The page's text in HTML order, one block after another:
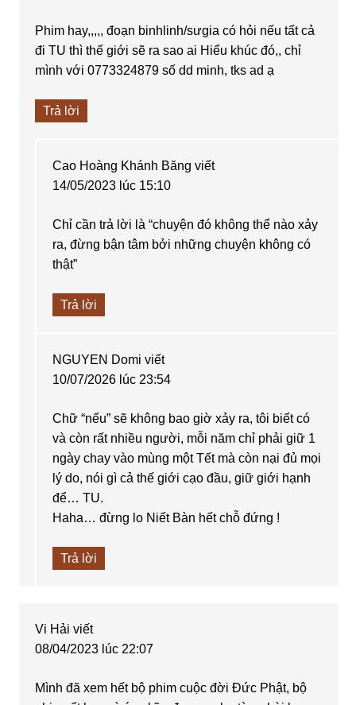
Phim hay,,,,, đoạn binhlinh/sưgia có hỏi nếu tất cả
đi TU thì thế giới sẽ ra sao ai Hiểu khúc đó,, chỉ
mình với 0773324879 số dd minh, tks ad ạ
Trả lời
Cao Hoàng Khánh Băng viết
14/05/2023 lúc 15:10
Chỉ cần trả lời là “chuyện đó không thể nào xảy
ra, đừng bận tâm bởi những chuyện không có
thật”
Trả lời
NGUYEN Domi viết
10/07/2026 lúc 23:54
Chữ “nếu” sẽ không bao giờ xảy ra, tôi biết có
và còn rất nhiều người, mỗi năm chỉ phải giữ 1
ngày chay vào mùng một Tết mà còn nại đủ mọi
lý do, nói gì cả thế giới cạo đầu, giữ giới hạnh
để… TU.
Haha… đừng lo Niết Bàn hết chỗ đứng !
Trả lời
Vi Hải viết
08/04/2023 lúc 22:07
Mình đã xem hết bộ phim cuộc đời Đức Phật, bộ